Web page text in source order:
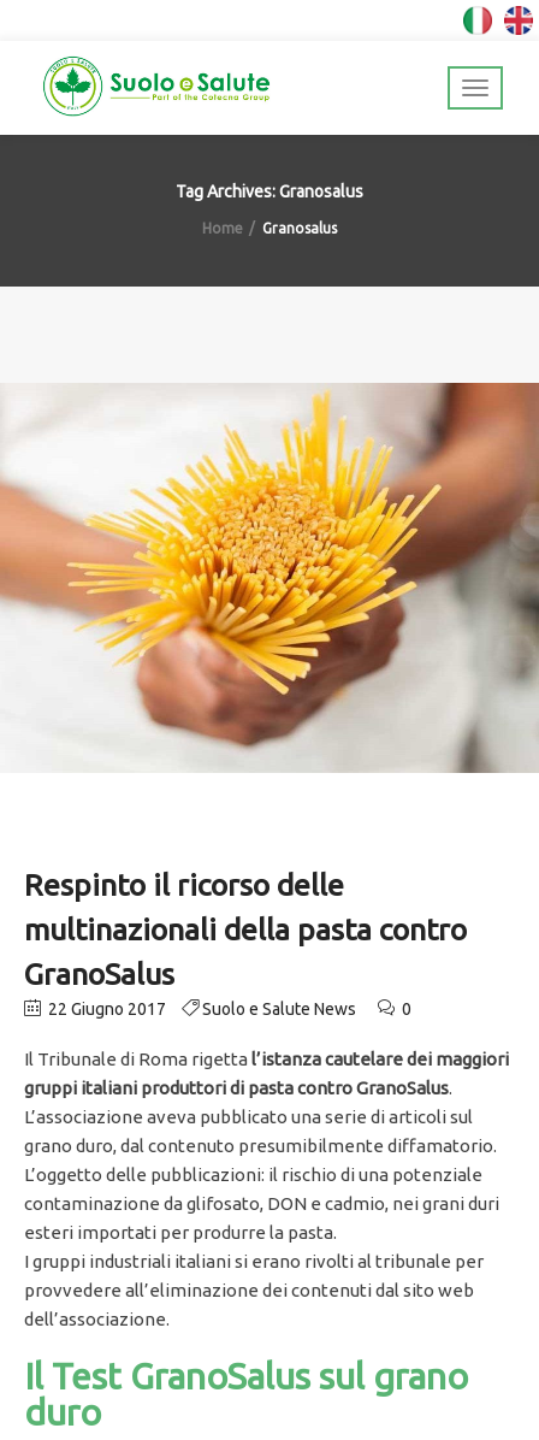
Tag Archives: Granosalus
Home Granosalus
Respinto il ricorso delle
multinazionali della pasta contro
GranoSalus
22 Giugno 2017 Suolo e Salute News 0
Il Tribunale di Roma rigettal’istanza cautelare dei maggiori
gruppi italiani produttori di pasta contro GranoSalus.
L’associazione aveva pubblicato una serie di articoli sul
grano duro, dal contenuto presumibilmente diffamatorio.
L’oggetto delle pubblicazioni: il rischio di una potenziale
contaminazione da glifosato, DON e cadmio, nei grani duri
esteri importati per produrre la pasta.
I gruppi industriali italiani si erano rivolti al tribunale per
provvedere all’eliminazione dei contenuti dal sito web
dell’associazione.
Il Test GranoSalus sul grano
duro